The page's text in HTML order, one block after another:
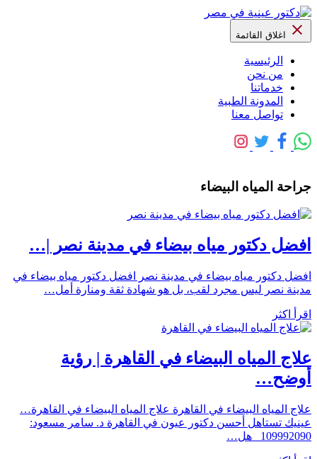
اغلاق القائمة
الرئيسية
من نحن
خدماتنا
المدونة الطبية
تواصل معنا
جراحة المياه البيضاء
افضل دكتور مياه بيضاء في مدينة نصر |…
افضل دكتور مياه بيضاء في مدينة نصر افضل دكتور مياه بيضاء في
مدينة نصر ليس مجرد لقب، بل هو شهادة ثقة ومنارة أمل…
اقرأ اكثر
علاج المياه البيضاء في القاهرة | رؤية
أوضح…
علاج المياه البيضاء في القاهرة علاج المياه البيضاء في القاهرة…
عينيك تستاهل أحسن دكتور عيون في القاهرة د. سامر مسعود:
109992090 هل…